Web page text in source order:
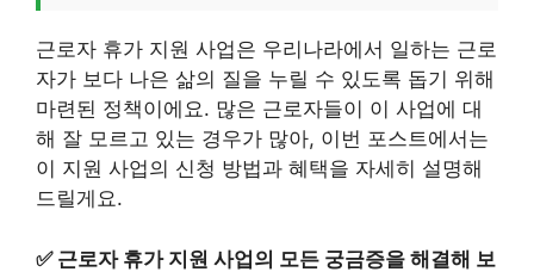
근로자 휴가 지원 사업은 우리나라에서 일하는 근로
자가 보다 나은 삶의 질을 누릴 수 있도록 돕기 위해
마련된 정책이에요. 많은 근로자들이 이 사업에 대
해 잘 모르고 있는 경우가 많아, 이번 포스트에서는
이 지원 사업의 신청 방법과 혜택을 자세히 설명해
드릴게요.
✅ 근로자 휴가 지원 사업의 모든 궁금증을 해결해 보